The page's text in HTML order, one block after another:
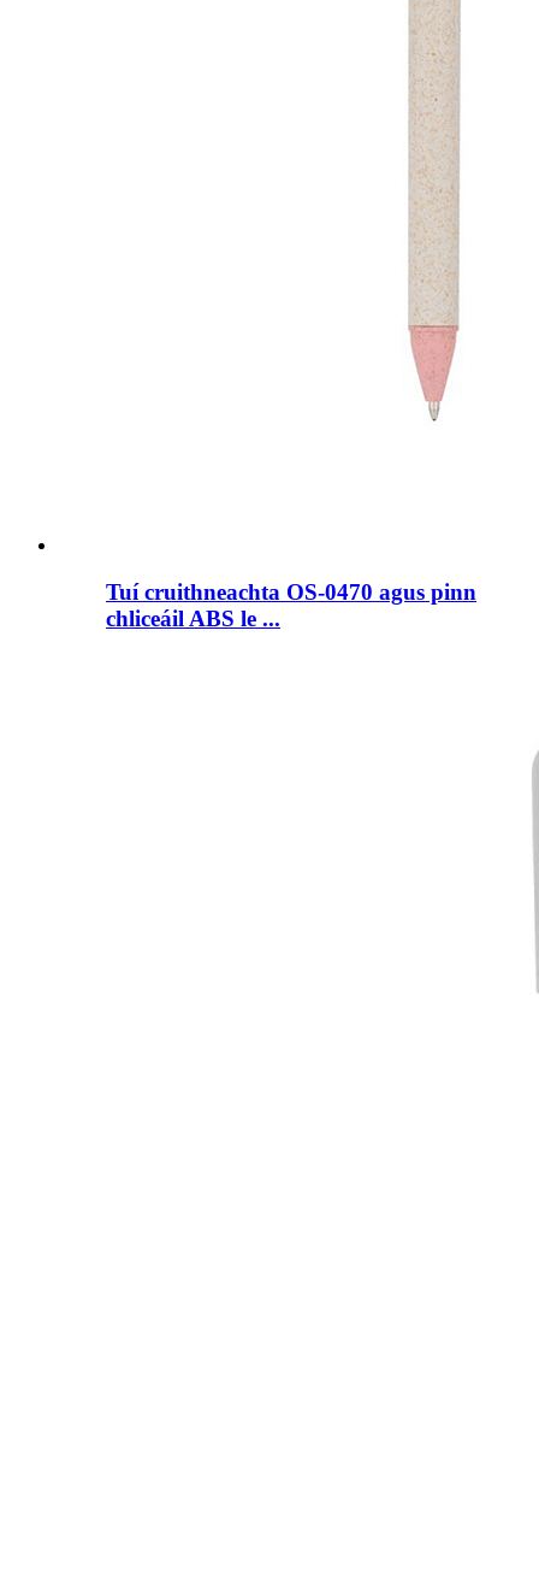
Tuí cruithneachta OS-0470 agus pinn
chliceáil ABS le ...